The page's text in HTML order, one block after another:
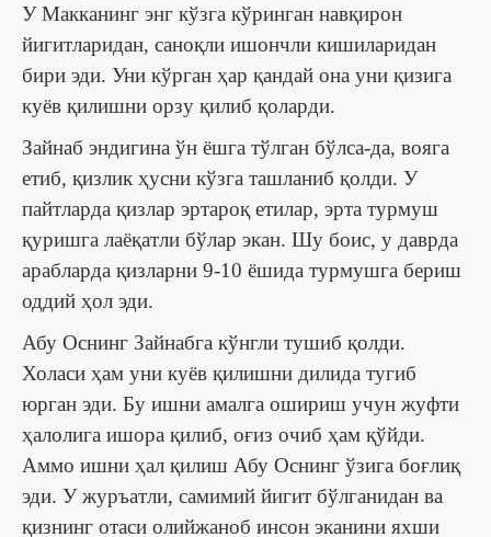
У Макканинг энг кўзга кўринган навқирон
йигитларидан, саноқли ишончли кишиларидан
бири эди. Уни кўрган ҳар қандай она уни қизига
куёв қилишни орзу қилиб қоларди.
Зайнаб эндигина ўн ёшга тўлган бўлса-да, вояга
етиб, қизлик ҳусни кўзга ташланиб қолди. У
пайтларда қизлар эртароқ етилар, эрта турмуш
қуришга лаёқатли бўлар экан. Шу боис, у даврда
арабларда қизларни 9-10 ёшида турмушга бериш
оддий ҳол эди.
Абу Оснинг Зайнабга кўнгли тушиб қолди.
Холаси ҳам уни куёв қилишни дилида тугиб
юрган эди. Бу ишни амалга ошириш учун жуфти
ҳалолига ишора қилиб, оғиз очиб ҳам қўйди.
Аммо ишни ҳал қилиш Абу Оснинг ўзига боғлиқ
эди. У журъатли, самимий йигит бўлганидан ва
қизнинг отаси олийжаноб инсон эканини яхши